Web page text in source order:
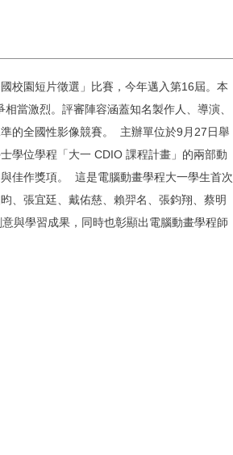
校園短片徵選」比賽，今年邁入第16屆。本
當激烈。評審陣容涵蓋知名製作人、導演、
的全國性影像競賽。 主辦單位於9月27日舉
學位學程「大一 CDIO 課程計畫」的兩部動
佳作獎項。 這是電腦動畫學程大一學生首次
、張宜廷、戴佑慈、賴羿名、張鈞翔、蔡明
與學習成果，同時也彰顯出電腦動畫學程師